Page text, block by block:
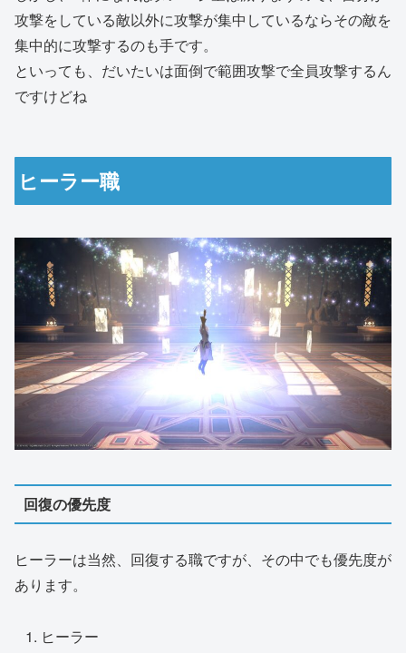
攻撃をしている敵以外に攻撃が集中しているならその敵を
集中的に攻撃するのも手です。
といっても、だいたいは面倒で範囲攻撃で全員攻撃するん
ですけどね
ヒーラー職
回復の優先度
ヒーラーは当然、回復する職ですが、その中でも優先度が
あります。
ヒーラー